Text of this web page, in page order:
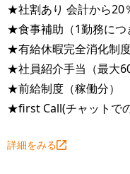
★社割あり 会計から20
★食事補助（1勤務につ
★有給休暇完全消化制
★社員紹介手当（最大60
★前給制度（稼働分）
★first Call(チャットで
詳細をみる